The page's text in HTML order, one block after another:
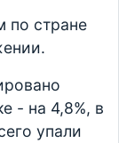
по стране
- на 4,8%, в
упали